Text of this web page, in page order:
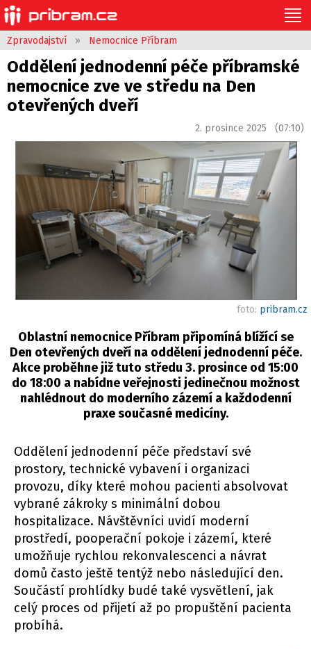
Zpravodajství » Nemocnice Příbram
Oddělení jednodenní péče příbramské
nemocnice zve ve středu na Den
otevřených dveří
2. prosince 2025 (07:10)
foto: pribram.cz
Oblastní nemocnice Příbram připomíná blížící se
Den otevřených dveří na oddělení jednodenní péče.
Akce proběhne již tuto středu 3. prosince od 15:00
do 18:00 a nabídne veřejnosti jedinečnou možnost
nahlédnout do moderního zázemí a každodenní
praxe současné medicíny.
Oddělení jednodenní péče představí své
prostory, technické vybavení i organizaci
provozu, díky které mohou pacienti absolvovat
vybrané zákroky s minimální dobou
hospitalizace. Návštěvníci uvidí moderní
prostředí, pooperační pokoje i zázemí, které
umožňuje rychlou rekonvalescenci a návrat
domů často ještě tentýž nebo následující den.
Součástí prohlídky budé také vysvětlení, jak
celý proces od přijetí až po propuštění pacienta
probíhá.